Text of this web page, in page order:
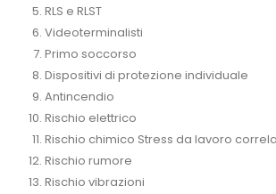
RLS e RLST
Videoterminalisti
Primo soccorso
Dispositivi di protezione individuale
Antincendio
Rischio elettrico
Rischio chimico Stress da lavoro
Rischio rumore
Rischio vibrazioni